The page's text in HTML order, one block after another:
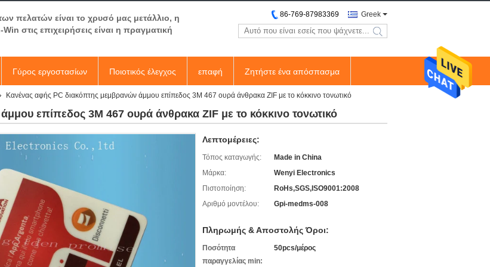
πελατών είναι το χρυσό μας μετάλλιο, η
στις επιχειρήσεις είναι η πραγματική
Greek
86-769-87983369
search
Γύρος εργοστασίων Ποιοτικός έλεγχος επαφή Ζητήστε ένα απόσπασμα
Κανένας αφής PC διακόπτης μεμβρανών άμμου επίπεδος 3M 467 ουρά άνθρακα ZIF με το κόκκινο τονωτικό
επίπεδος 3M 467 ουρά άνθρακα ZIF με το κόκκινο τονωτικό
Λεπτομέρειες:
Τόπος καταγωγής:
Made in China
Μάρκα:
Wenyi Electronics
Πιστοποίηση:
RoHs,SGS,ISO9001:2008
Αριθμό μοντέλου:
Gpi-medms-008
Πληρωμής & Αποστολής Όροι:
Ποσότητα
παραγγελίας min:
50pcs/μέρος